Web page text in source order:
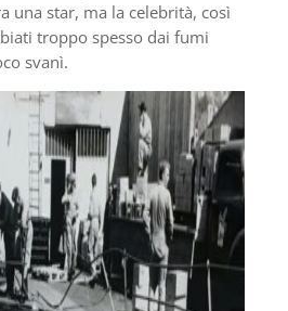
una star, ma la celebrità, così
troppo spesso dai fumi
svanì.